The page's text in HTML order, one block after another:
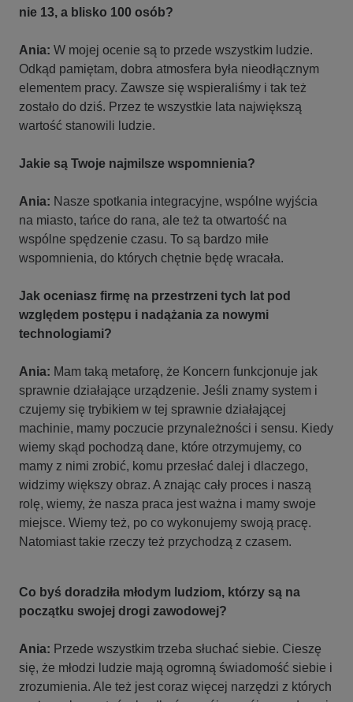
nie 13, a blisko 100 osób?
Ania: W mojej ocenie są to przede wszystkim ludzie.
Odkąd pamiętam, dobra atmosfera była nieodłącznym
elementem pracy. Zawsze się wspieraliśmy i tak też
zostało do dziś. Przez te wszystkie lata największą
wartość stanowili ludzie.
Jakie są Twoje najmilsze wspomnienia?
Ania: Nasze spotkania integracyjne, wspólne wyjścia
na miasto, tańce do rana, ale też ta otwartość na
wspólne spędzenie czasu. To są bardzo miłe
wspomnienia, do których chętnie będę wracała.
Jak oceniasz firmę na przestrzeni tych lat pod
względem postępu i nadążania za nowymi
technologiami?
Ania: Mam taką metaforę, że Koncern funkcjonuje jak
sprawnie działające urządzenie. Jeśli znamy system i
czujemy się trybikiem w tej sprawnie działającej
machinie, mamy poczucie przynależności i sensu. Kiedy
wiemy skąd pochodzą dane, które otrzymujemy, co
mamy z nimi zrobić, komu przesłać dalej i dlaczego,
widzimy większy obraz. A znając cały proces i naszą
rolę, wiemy, że nasza praca jest ważna i mamy swoje
miejsce. Wiemy też, po co wykonujemy swoją pracę.
Natomiast takie rzeczy też przychodzą z czasem.
Co byś doradziła młodym ludziom, którzy są na
początku swojej drogi zawodowej?
Ania: Przede wszystkim trzeba słuchać siebie. Cieszę
się, że młodzi ludzie mają ogromną świadomość siebie i
zrozumienia. Ale też jest coraz więcej narzędzi z których